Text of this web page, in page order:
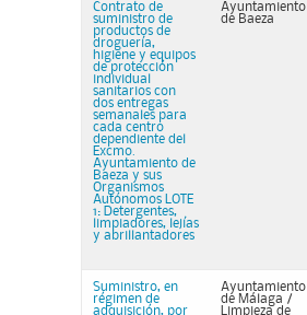
Contrato de
suministro de
productos de
droguería,
higiene y equipos
de protección
individual
sanitarios con
dos entregas
semanales para
cada centro
dependiente del
Excmo.
Ayuntamiento de
Baeza y sus
Organismos
Autónomos LOTE
1: Detergentes,
limpiadores, lejías
y abrillantadores
Ayuntamiento
de Baeza
Suministro, en
régimen de
adquisición, por
Ayuntamiento
de Málaga /
Limpieza de